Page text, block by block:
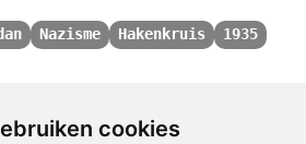
cookies
Nazisme Hakenkruis 1935
zekerheid